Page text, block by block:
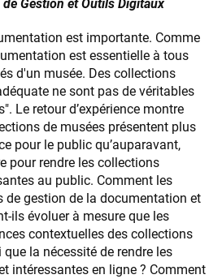
Gestion et Outils Digitaux
est importante. Comme
est essentielle à tous
d'un musée. Des collections
ne sont pas de véritables
Le retour d’expérience montre
de musées présentent plus
pour le public qu’auparavant,
pour rendre les collections
au public. Comment les
de gestion de la documentation et
ils évoluer à mesure que les
contextuelles des collections
la nécessité de rendre les
intéressantes en ligne ? Comment